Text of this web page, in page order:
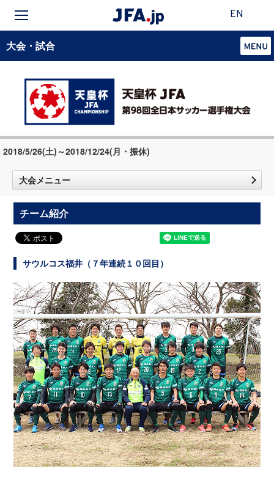
EN
大会・試合
2018/5/26(土)～2018/12/24(月・振休)
大会メニュー
チーム紹介
サウルコス福井（７年連続１０回目）